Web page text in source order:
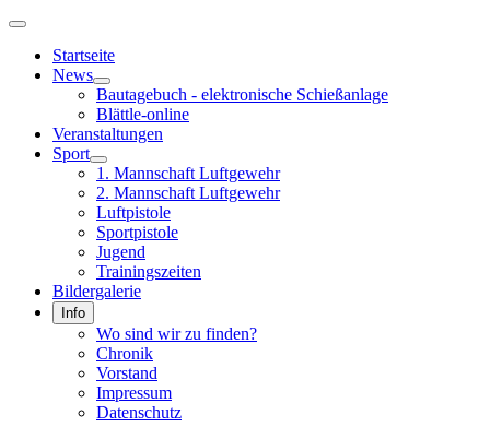
Startseite
News
Bautagebuch - elektronische Schießanlage
Blättle-online
Veranstaltungen
Sport
1. Mannschaft Luftgewehr
2. Mannschaft Luftgewehr
Luftpistole
Sportpistole
Jugend
Trainingszeiten
Bildergalerie
Info
Wo sind wir zu finden?
Chronik
Vorstand
Impressum
Datenschutz